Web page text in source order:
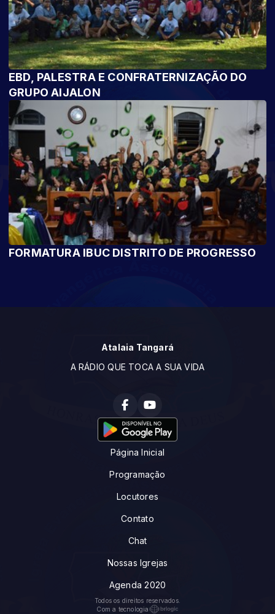
EBD, PALESTRA E CONFRATERNIZAÇÃO DO
GRUPO AIJALON
FORMATURA IBUC DISTRITO DE PROGRESSO
Atalaia Tangará
A RÁDIO QUE TOCA A SUA VIDA
Página Inicial
Programação
Locutores
Contato
Chat
Nossas Igrejas
Agenda 2020
Todos os direitos reservados.
Com a tecnologia